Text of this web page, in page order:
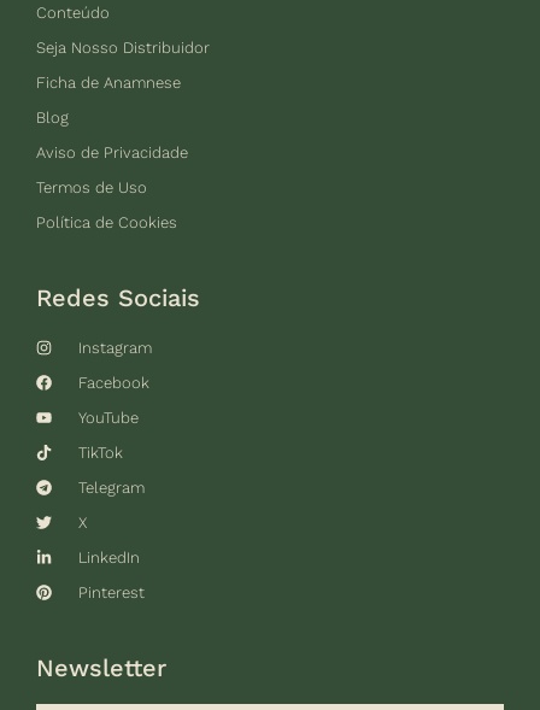
Conteúdo
Seja Nosso Distribuidor
Ficha de Anamnese
Blog
Aviso de Privacidade
Termos de Uso
Política de Cookies
Redes Sociais
Instagram
Facebook
YouTube
TikTok
Telegram
X
LinkedIn
Pinterest
Newsletter